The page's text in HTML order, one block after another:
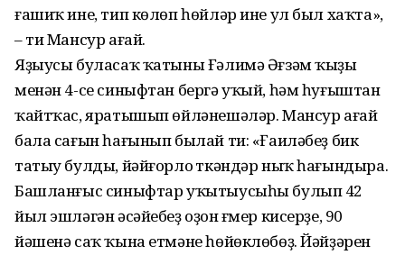
ғашиҡ ине, тип көлөп һөйләр ине ул был хаҡта»,
– ти Мансур ағай.
Яҙыусы буласаҡ ҡатыны Ғәлимә Әғзәм ҡыҙы
менән 4-се синыфтан бергә уҡый, һәм һуғыштан
ҡайтҡас, яратышып өйләнешәләр. Мансур ағай
бала сағын һағынып былай ти: «Ғаиләбеҙ бик
татыу булды, йәйғорло үткәндәр ныҡ һағындыра.
Башланғыс синыфтар уҡытыусыһы булып 42
йыл эшләгән әсәйебеҙ оҙон ғүмер кисерҙе, 90
йәшенә саҡ ҡына етмәне һөйөклөбөҙ. Йәйҙәрен